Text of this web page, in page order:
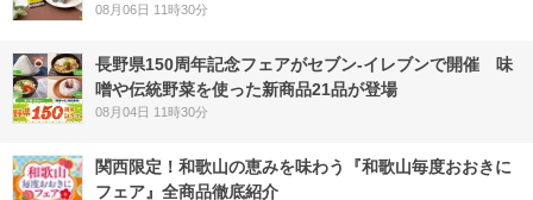
08月06日 11時30分
長野県150周年記念フェアがセブン-イレブンで開催 味
噌や伝統野菜を使った新商品21品が登場
08月04日 11時30分
関西限定！和歌山の恵みを味わう『和歌山毎度おおきに
フェア』全商品徹底紹介